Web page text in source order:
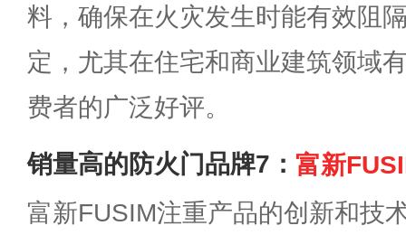
料，确保在火灾发生时能有效阻
定，尤其在住宅和商业建筑领域
费者的广泛好评。
销量高的防火门品牌7： 富新
富新FUSIM注重产品的创新和技